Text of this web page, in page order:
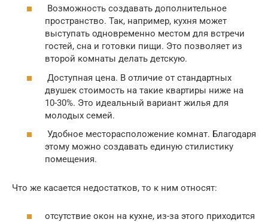
Возможность создавать дополнительное
пространство. Так, например, кухня может
выступать одновременно местом для встречи
гостей, сна и готовки пищи. Это позволяет из
второй комнаты делать детскую.
Доступная цена. В отличие от стандартных
двушек стоимость на такие квартиры ниже на
10-30%. Это идеальный вариант жилья для
молодых семей.
Удобное месторасположение комнат. Благодаря
этому можно создавать единую стилистику
помещения.
Что же касается недостатков, то к ним относят:
отсутствие окон на кухне, из-за этого приходится